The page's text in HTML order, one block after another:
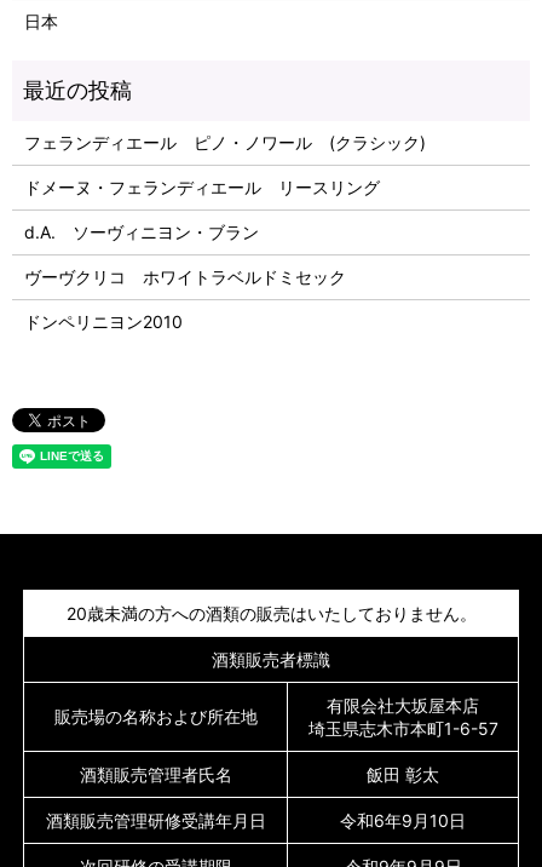
日本
フェランディエール ピノ・ノワール (クラシック)
ドメーヌ・フェランディエール リースリング
d.A. ソーヴィニヨン・ブラン
ヴーヴクリコ ホワイトラベルドミセック
ドンペリニヨン2010
20歳未満の方への酒類の販売はいたしておりません。
酒類販売者標識
販売場の名称および所在地
有限会社大坂屋本店
埼玉県志木市本町1-6-57
酒類販売管理者氏名 飯田 彰太
酒類販売管理研修受講年月日 令和6年9月10日